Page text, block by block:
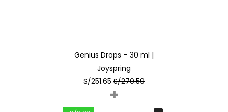
Genius Drops – 30 ml |
Joyspring
S/251.65 S/270.59
+